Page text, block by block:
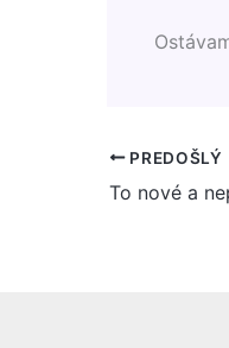
PREDOŠLÝ
To nové a